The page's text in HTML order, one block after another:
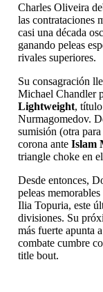
Charles Oliveira
las contrataciones
casi una década
ganando peleas
rivales superiores.
Su consagración
Michael Chandler
Lightweight,
Nurmagomedov.
sumisión (otra
corona ante Islam
triangle choke en
Desde entonces,
peleas
Ilia Topuria, este
divisiones. Su
más fuerte apunta
combate cumbre
title bout.